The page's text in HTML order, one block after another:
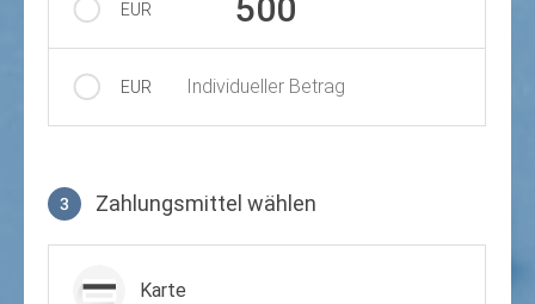
EUR 500
EUR Individueller Betrag
3 Zahlungsmittel wählen
Karte